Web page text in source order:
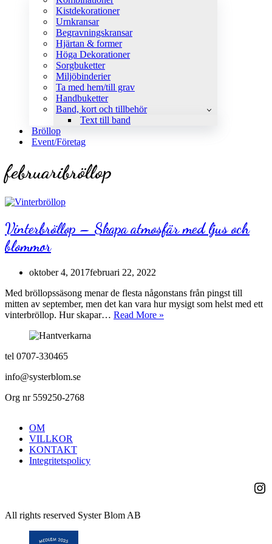
Kistdekorationer
Urnkransar
Begravningskransar
Hjärtan & former
Höga Dekorationer
Sorgbuketter
Miljöbinderier
Ta med hem/till grav
Handbuketter
Band, kort och tillbehör
Text till band
Bröllop
Event/Företag
februaribröllop
Vinterbröllop – Skapa atmosfär med ljus och
blommor
oktober 4, 2017februari 22, 2022
Med bröllopssäsong menar de flesta någonstans från pingst till
mitten av september, men det kan vara hur mysigt som helst med ett
vinterbröllop. Hur skapar… Read More »
tel 0707-330465
info@systerblom.se
Org nr 559250-2768
OM
VILLKOR
KONTAKT
Integritetspolicy
All rights reserved Syster Blom AB